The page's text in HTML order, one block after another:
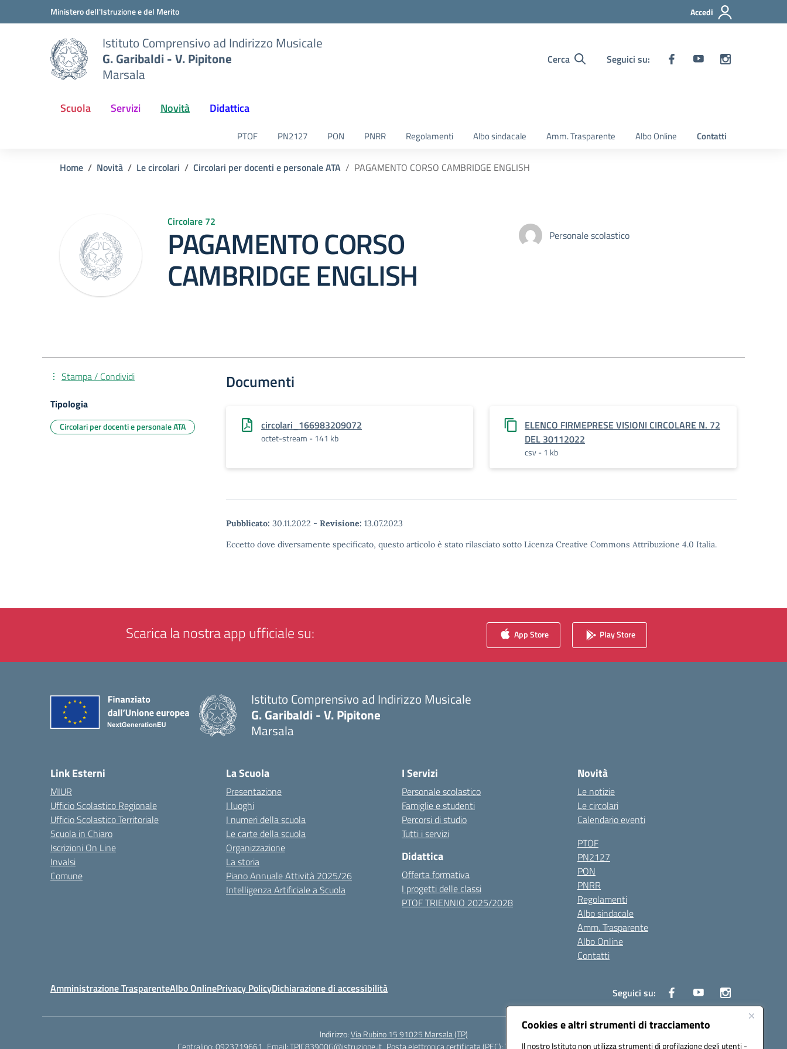
Cookies e altri strumenti di tracciamento
Il nostro Istituto non utilizza strumenti di profilazione degli utenti -
Vai ai contenuti
Vai al menu di navigazioneMinistero dell'Istruzione e del Merito Accedi
Istituto Comprensivo ad Indirizzo Musicale
G. Garibaldi - V. Pipitone
Marsala
Cerca Seguici su:
Scuola Servizi Novità Didattica
PTOF PN2127 PON PNRR Regolamenti Albo sindacale Amm. Trasparente Albo Online Contatti
Home Novità Le circolari Circolari per docenti e personale ATA PAGAMENTO CORSO CAMBRIDGE ENGLISH
Circolare 72
PAGAMENTO CORSO
CAMBRIDGE ENGLISH
Personale scolastico
Documenti
circolari_166983209072
octet-stream - 141 kb
ELENCO FIRMEPRESE VISIONI CIRCOLARE N. 72
DEL 30112022
csv - 1 kb
Pubblicato: 30.11.2022 - Revisione: 13.07.2023
Eccetto dove diversamente specificato, questo articolo è stato rilasciato sotto Licenza Creative Commons Attribuzione 4.0 Italia.
Stampa / Condividi
Tipologia
Circolari per docenti e personale ATA
Scarica la nostra app ufficiale su: App Store Play Store
Istituto Comprensivo ad Indirizzo Musicale
G. Garibaldi - V. Pipitone
Marsala
Link Esterni
MIUR
Ufficio Scolastico Regionale
Ufficio Scolastico Territoriale
Scuola in Chiaro
Iscrizioni On Line
Invalsi
Comune
La Scuola
Presentazione
I luoghi
I numeri della scuola
Le carte della scuola
Organizzazione
La storia
Piano Annuale Attività 2025/26
Intelligenza Artificiale a Scuola
I Servizi
Personale scolastico
Famiglie e studenti
Percorsi di studio
Tutti i servizi
Didattica
Offerta formativa
I progetti delle classi
PTOF TRIENNIO 2025/2028
Novità
Le notizie
Le circolari
Calendario eventi
PTOF
PN2127
PON
PNRR
Regolamenti
Albo sindacale
Amm. Trasparente
Albo Online
Contatti
Amministrazione TrasparenteAlbo OnlinePrivacy PolicyDichiarazione di accessibilità Seguici su:
Indirizzo:Via Rubino 15 91025 Marsala (TP)
Centralino:0923719661 Email:TPIC83900G@istruzione.it Posta elettronica certificata (PEC):TPIC83900G@pec.istruzione.it